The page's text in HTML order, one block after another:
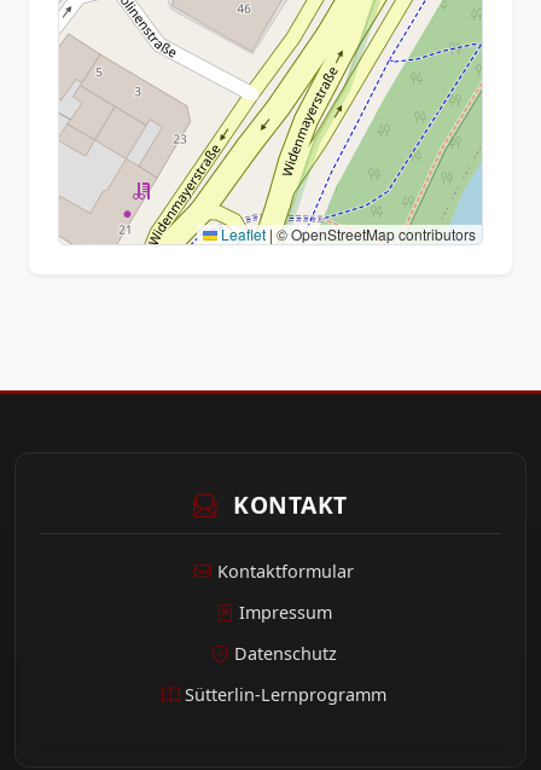
Leaflet | © OpenStreetMap contributors
KONTAKT
Kontaktformular
Impressum
Datenschutz
Sütterlin-Lernprogramm